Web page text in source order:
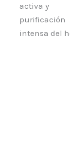
activa y
purificación
intensa del